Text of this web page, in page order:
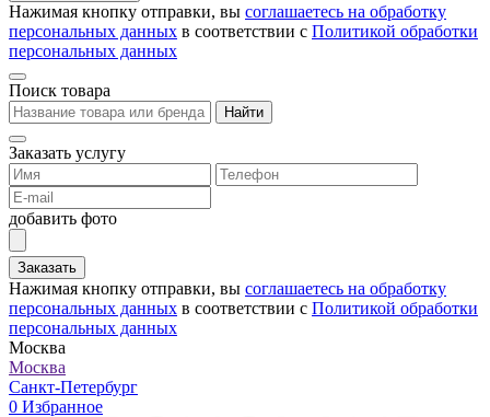
Нажимая кнопку отправки, вы соглашаетесь на обработку
персональных данных в соответствии с Политикой обработки
персональных данных
Поиск товара
Найти
Заказать услугу
добавить фото
Заказать
Нажимая кнопку отправки, вы соглашаетесь на обработку
персональных данных в соответствии с Политикой обработки
персональных данных
Москва
Москва
Санкт-Петербург
0 Избранное